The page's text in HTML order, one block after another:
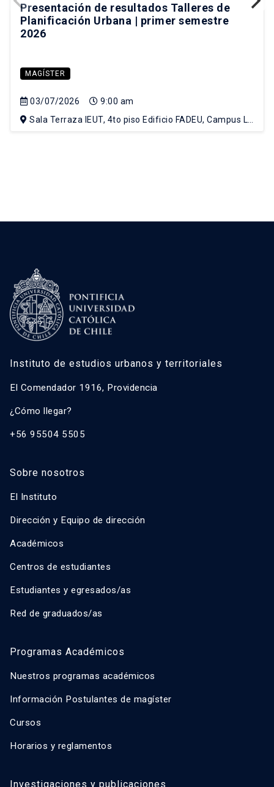
Presentación de resultados Talleres de
Planificación Urbana | primer semestre
2026
MAGÍSTER
03/07/2026
9:00 am
Sala Terraza IEUT, 4to piso Edificio FADEU, Campus Lo
Instituto de estudios urbanos y territoriales
El Comendador 1916, Providencia
¿Cómo llegar?
+56 95504 5505
Sobre nosotros
El Instituto
Dirección y Equipo de dirección
Académicos
Centros de estudiantes
Estudiantes y egresados/as
Red de graduados/as
Programas Académicos
Nuestros programas académicos
Información Postulantes de magíster
Cursos
Horarios y reglamentos
Investigaciones y publicaciones